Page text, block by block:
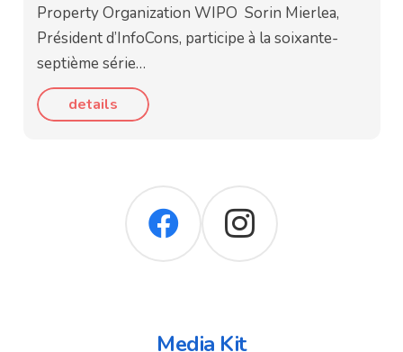
Property Organization WIPO Sorin Mierlea,
Président d’InfoCons, participe à la soixante-
septième série…
details
Media Kit